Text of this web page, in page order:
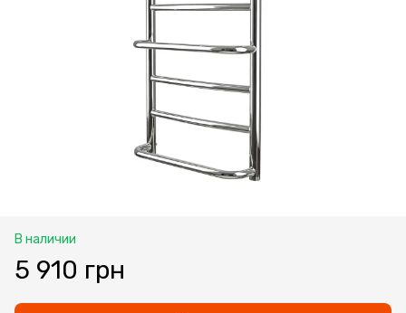
В наличии
5 910 грн